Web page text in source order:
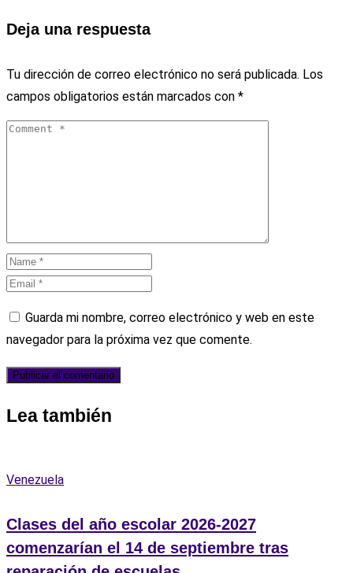
Deja una respuesta
Tu dirección de correo electrónico no será publicada. Los
campos obligatorios están marcados con *
Guarda mi nombre, correo electrónico y web en este
navegador para la próxima vez que comente.
Lea también
Venezuela
Clases del año escolar 2026-2027
comenzarían el 14 de septiembre tras